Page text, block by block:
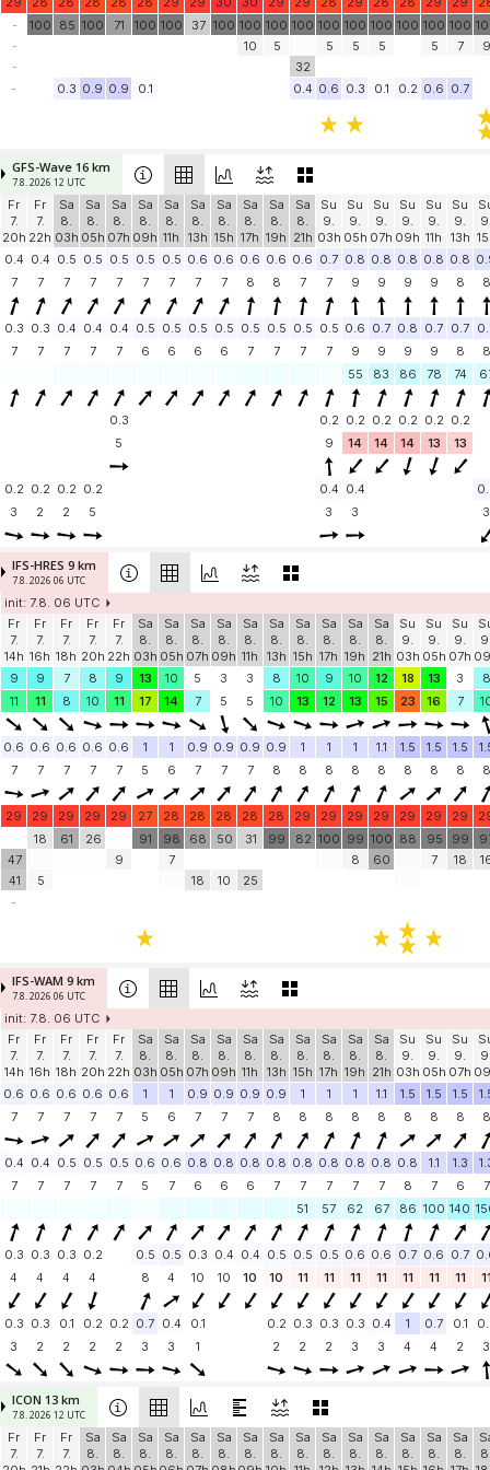
-
-
-
100 85 100 71 100 100 37 100 100
10
100
5
100
32
100
5
100
5
100
5
100 100
5
100
7
9
- 0.3 0.9 0.9 0.1 0.4 0.6 0.3 0.1 0.2 0.6 0.7
GFS-Wave 16 km
7.8. 2026 12 UTC
Fr
7.
20h
Fr
7.
22h
Sa
8.
03h
Sa
8.
05h
Sa
8.
07h
Sa
8.
09h
Sa
8.
11h
Sa
8.
13h
Sa
8.
15h
Sa
8.
17h
Sa
8.
19h
Sa
8.
21h
Su
9.
03h
Su
9.
05h
Su
9.
07h
Su
9.
09h
Su
9.
11h
Su
9.
13h
0.4 0.4 0.5 0.5 0.5 0.5 0.5 0.6 0.6 0.6 0.6 0.6 0.7 0.8 0.8 0.8 0.8 0.8
7
7 7 7 7 7 7 7 7 8 8 7 7 9 9 9 9 8 8
0.3 0.3 0.4 0.4 0.4 0.5 0.5 0.5 0.5 0.5 0.5 0.5 0.5 0.6 0.7 0.8 0.7 0.7
7
7 7 7 7 6 6 6 6 7 7 7 7 9 9 9 9 8
8
55
83 86 78 74
0.3 0.2 0.2 0.2 0.2 0.2 0.2
5
9 14 14 14 13 13
0.2 0.2 0.2 0.2 0.4 0.4
3
2 2 5 3 3 3
IFS-HRES 9 km
7.8. 2026 06 UTC
init: 7.8. 06 UTC
Fr
7.
14h
Fr
7.
16h
Fr
7.
18h
Fr
7.
20h
Fr
7.
22h
Sa
8.
03h
Sa
8.
05h
Sa
8.
07h
Sa
8.
09h
Sa
8.
11h
Sa
8.
13h
Sa
8.
15h
Sa
8.
17h
Sa
8.
19h
Sa
8.
21h
Su
9.
03h
Su
9.
05h
Su
9.
07h
9
9 7 8 9 13 10 5 3 3 8 10 9 10 12 18 13 3
8
11
11 8 10 11 17 14 7 5 5 10 13 12 13 15 23 16 7
0.6 0.6 0.6 0.6 0.6 1 1 0.9 0.9 0.9 0.9 1 1 1 1.1 1.5 1.5 1.5
7
7 7 7 7 5 6 7 7 7 8 8 8 8 8 8 8 8 8
29 29 29 29 29 27 28 28 28 28 28 29 29 29 29 29 29 29
47
41
18
5
61
26
9
91
98
7
68
18
50
10
31
25
99 82 100 99
8
100
60
88
95
7
99
18
-
IFS-WAM 9 km
7.8. 2026 06 UTC
init: 7.8. 06 UTC
Fr
7.
14h
Fr
7.
16h
Fr
7.
18h
Fr
7.
20h
Fr
7.
22h
Sa
8.
03h
Sa
8.
05h
Sa
8.
07h
Sa
8.
09h
Sa
8.
11h
Sa
8.
13h
Sa
8.
15h
Sa
8.
17h
Sa
8.
19h
Sa
8.
21h
Su
9.
03h
Su
9.
05h
Su
9.
07h
0.6 0.6 0.6 0.6 0.6 1 1 0.9 0.9 0.9 0.9 1 1 1 1.1 1.5 1.5 1.5
7
7 7 7 7 5 6 7 7 7 8 8 8 8 8 8 8 8 8
0.4 0.4 0.5 0.5 0.5 0.6 0.6 0.8 0.8 0.8 0.8 0.8 0.8 0.8 0.8 0.8 1.1 1.3
7
7 7 7 7 5 7 6 6 6 7 7 7 7 7 8 7 6
7
51
57 62 67 86 100 140
0.3 0.3 0.3 0.2 0.5 0.5 0.3 0.4 0.4 0.5 0.5 0.5 0.6 0.6 0.7 0.6 0.7
4
4 4 4 8 4 10 10 10 10 11 11 11 11 11 11 11
0.3 0.3 0.1 0.2 0.2 0.7 0.4 0.1 0.2 0.3 0.3 0.3 0.4 1 0.7 0.1
3
2 2 2 2 3 3 1 2 2 2 3 3 4 4 2 3
ICON 13 km
7.8. 2026 12 UTC
Fr
7.
Fr
7.
Fr
7.
Sa
8.
Sa
8.
Sa
8.
Sa
8.
Sa
8.
Sa
8.
Sa
8.
Sa
8.
Sa
8.
Sa
8.
Sa
8.
Sa
8.
Sa
8.
Sa
8.
Sa
8.